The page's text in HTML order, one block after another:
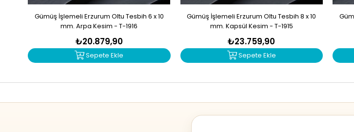
Gümüş İşlemeli Erzurum Oltu Tesbih 6 x 10
mm. Arpa Kesim - T-1916
₺20.879,90
Sepete Ekle
Gümüş İşlemeli Erzurum Oltu Tesbih 8 x 10
mm. Kapsül Kesim - T-1915
₺23.759,90
Sepete Ekle